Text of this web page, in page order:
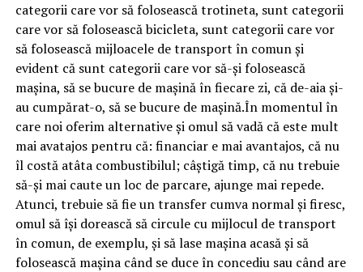
categorii care vor să folosească trotineta, sunt categorii
care vor să folosească bicicleta, sunt categorii care vor
să folosească mijloacele de transport în comun și
evident că sunt categorii care vor să-și folosească
mașina, să se bucure de mașină în fiecare zi, că de-aia și-
au cumpărat-o, să se bucure de mașină.În momentul în
care noi oferim alternative și omul să vadă că este mult
mai avatajos pentru că: financiar e mai avantajos, că nu
îl costă atâta combustibilul; câștigă timp, că nu trebuie
să-și mai caute un loc de parcare, ajunge mai repede.
Atunci, trebuie să fie un transfer cumva normal și firesc,
omul să își dorească să circule cu mijlocul de transport
în comun, de exemplu, și să lase mașina acasă și să
folosească mașina când se duce în concediu sau când are